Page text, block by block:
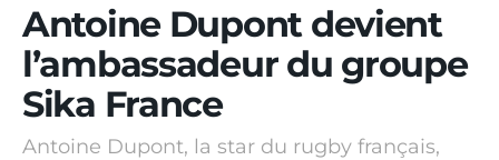
Antoine Dupont devient
l’ambassadeur du groupe
Sika France
Antoine Dupont, la star du rugby français,